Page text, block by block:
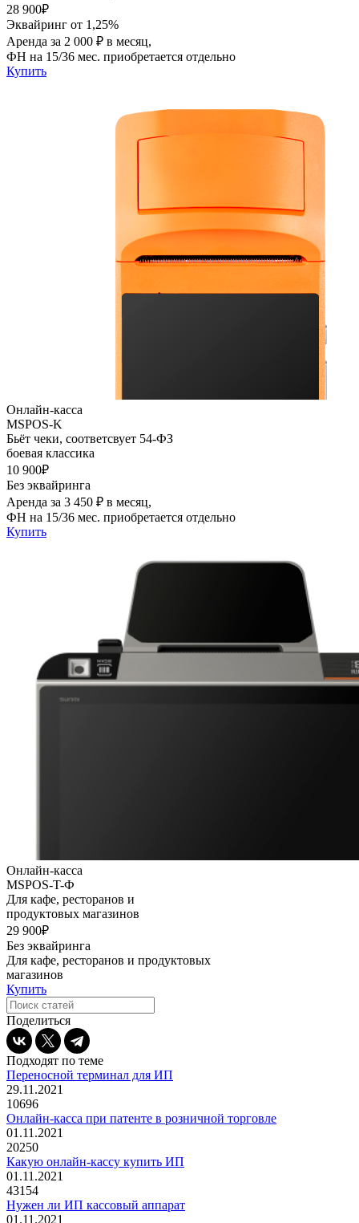
28 900₽
Эквайринг от 1,25%
Аренда за 2 000 ₽ в месяц,
ФН на 15/36 мес. приобретается отдельно
Купить
Онлайн-касса
MSPOS-K
Бьёт чеки, соответсвует 54-ФЗ
боевая классика
10 900₽
Без эквайринга
Аренда за 3 450 ₽ в месяц,
ФН на 15/36 мес. приобретается отдельно
Купить
Онлайн-касса
MSPOS-T-Ф
Для кафе, ресторанов и
продуктовых магазинов
29 900₽
Без эквайринга
Для кафе, ресторанов и продуктовых
магазинов
Купить
Поделиться
Подходят по теме
Переносной терминал для ИП
29.11.2021
10696
Онлайн-касса при патенте в розничной торговле
01.11.2021
20250
Какую онлайн-кассу купить ИП
01.11.2021
43154
Нужен ли ИП кассовый аппарат
01.11.2021